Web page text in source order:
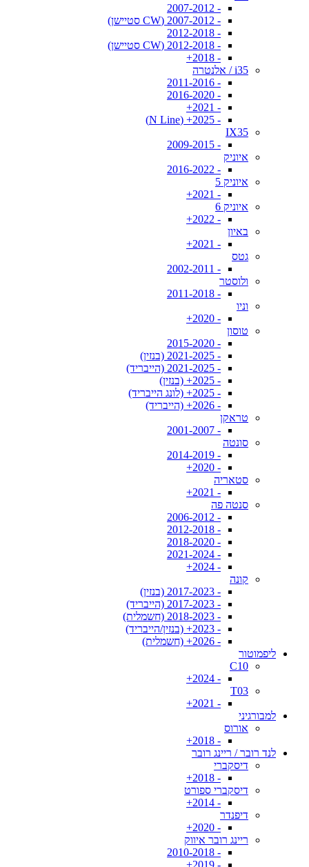
- 2007-2012
- 2007-2012 (CW סטיישן)
- 2012-2018
- 2012-2018 (CW סטיישן)
- 2018+
i35 / אלנטרה
- 2011-2016
- 2016-2020
- 2021+
- 2025+ (N Line)
IX35
- 2009-2015
איוניק
- 2016-2022
איוניק 5
- 2021+
איוניק 6
- 2022+
באיון
- 2021+
גטס
- 2002-2011
ולוסטר
- 2011-2018
וניו
- 2020+
טוסון
- 2015-2020
- 2021-2025 (בנזין)
- 2021-2025 (הייבריד)
- 2025+ (בנזין)
- 2025+ (לונג הייבריד)
- 2026+ (הייבריד)
טראקן
- 2001-2007
סונטה
- 2014-2019
- 2020+
סטאריה
- 2021+
סנטה פה
- 2006-2012
- 2012-2018
- 2018-2020
- 2021-2024
- 2024+
קונה
- 2017-2023 (בנזין)
- 2017-2023 (הייבריד)
- 2018-2023 (חשמלית)
- 2023+ (בנזין/הייבריד)
- 2026+ (חשמלית)
ליפמוטור
C10
- 2024+
T03
- 2021+
למבורגיני
אורוס
- 2018+
לנד רובר / ריינג רובר
דיסקברי
- 2018+
דיסקברי ספורט
- 2014+
דיפנדר
- 2020+
ריינג רובר איווק
- 2010-2018
- 2019+